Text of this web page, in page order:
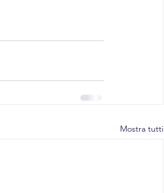
Mostra tutti